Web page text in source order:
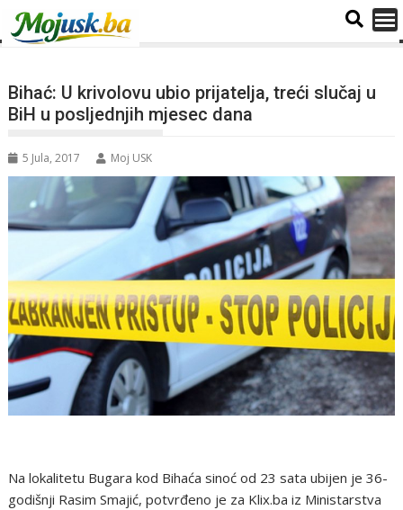
Bihać: U krivolovu ubio prijatelja, treći slučaj u
BiH u posljednjih mjesec dana
5 Jula, 2017 Moj USK
Na lokalitetu Bugara kod Bihaća sinoć od 23 sata ubijen je 36-
godišnji Rasim Smajić, potvrđeno je za Klix.ba iz Ministarstva